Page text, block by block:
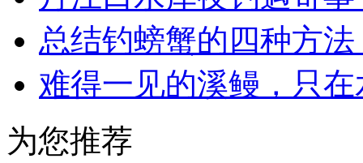
总结钓螃蟹的四种方
难得一见的溪鳗，只
为您推荐